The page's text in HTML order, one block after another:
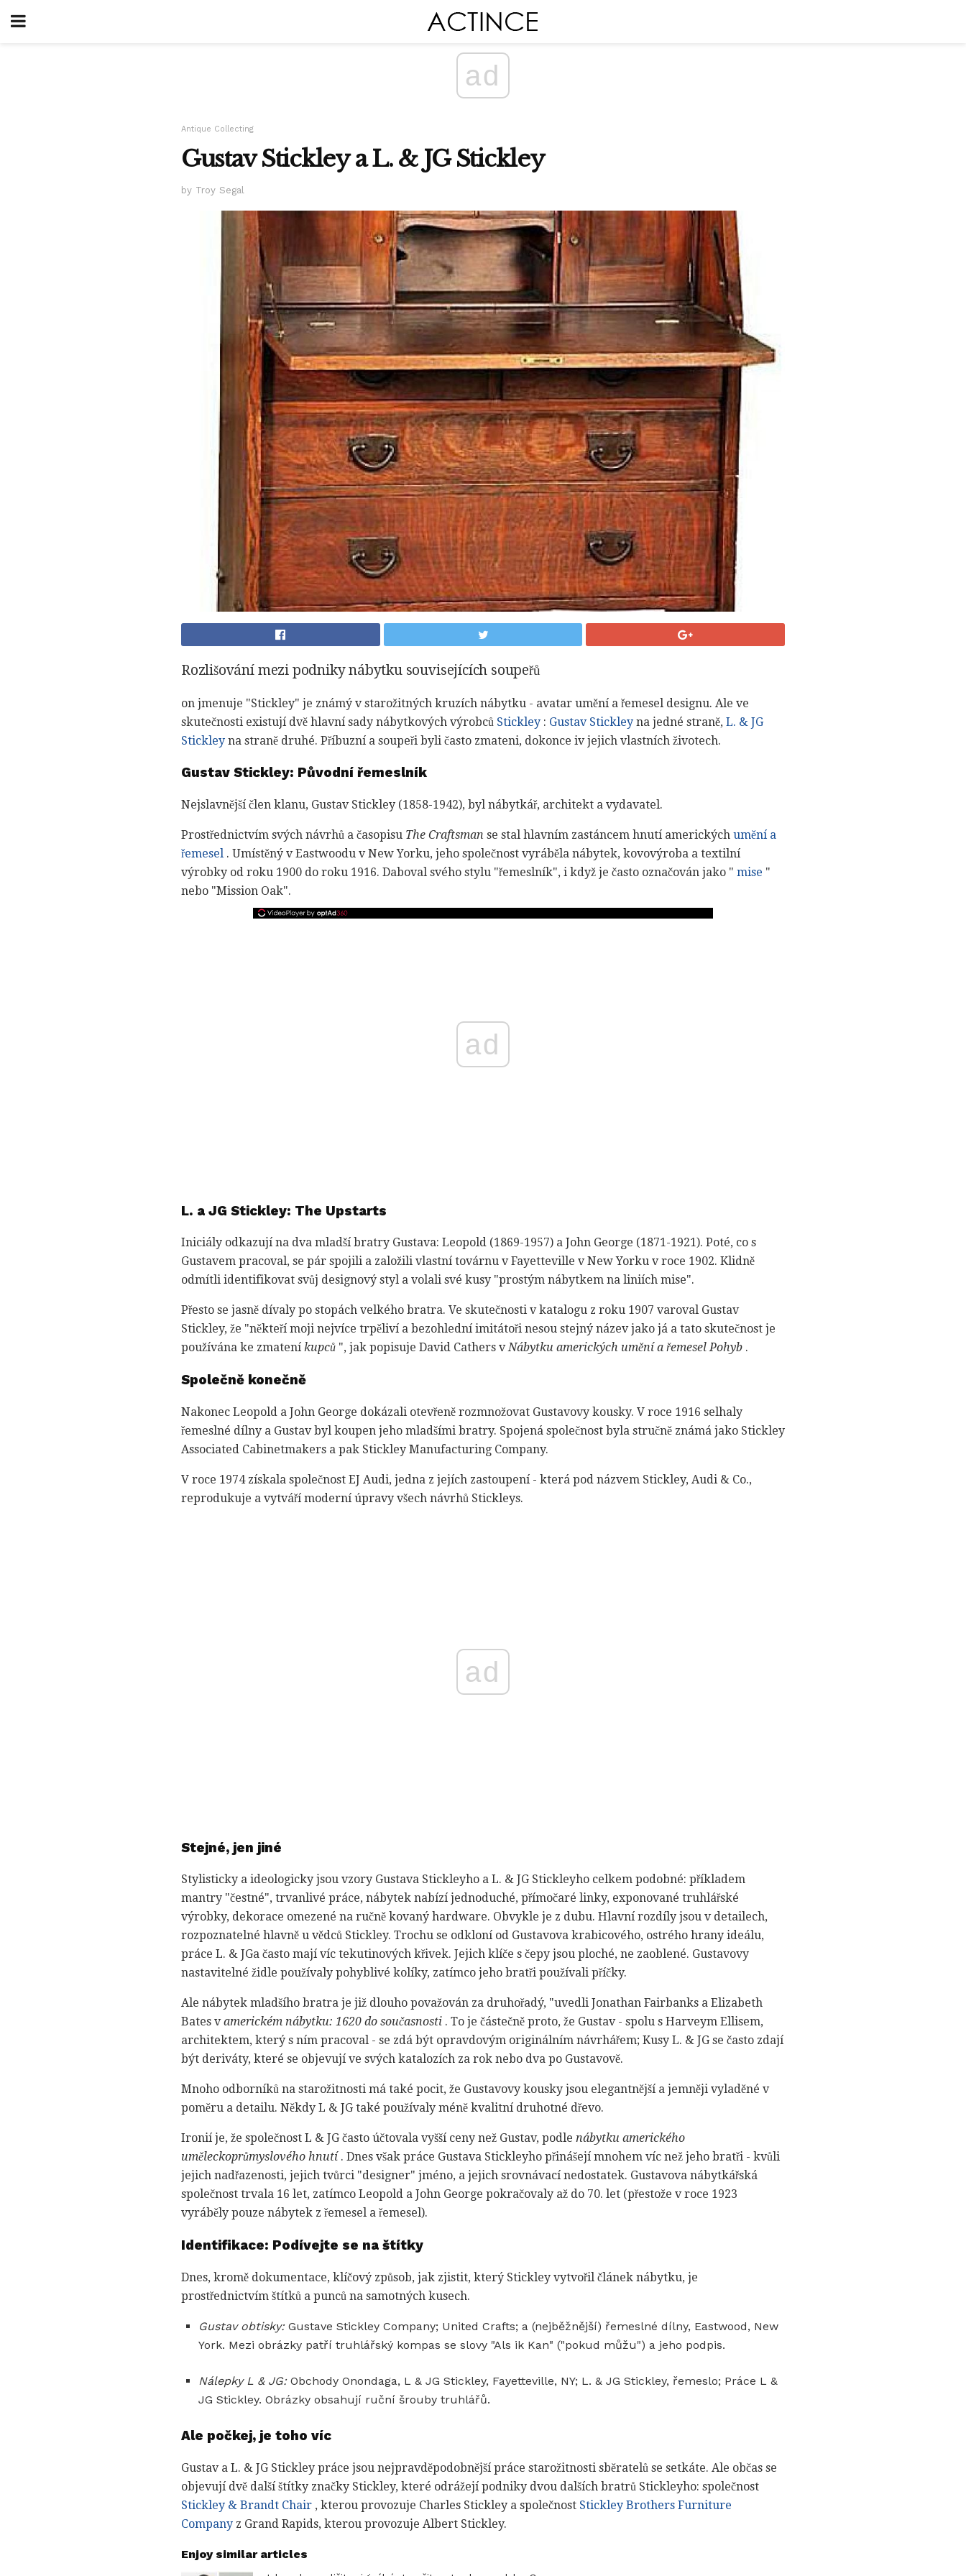
ad
Antique Collecting
Gustav Stickley a L. & JG Stickley
by Troy Segal
Rozlišování mezi podniky nábytku souvisejících soupeřů
on jmenuje "Stickley" je známý v starožitných kruzích nábytku - avatar umění a řemesel designu. Ale ve
skutečnosti existují dvě hlavní sady nábytkových výrobců Stickley : Gustav Stickley na jedné straně, L. & JG
Stickley na straně druhé. Příbuzní a soupeři byli často zmateni, dokonce iv jejich vlastních životech.
Gustav Stickley: Původní řemeslník
Nejslavnější člen klanu, Gustav Stickley (1858-1942), byl nábytkář, architekt a vydavatel.
Prostřednictvím svých návrhů a časopisu The Craftsman se stal hlavním zastáncem hnutí amerických umění a
řemesel . Umístěný v Eastwoodu v New Yorku, jeho společnost vyráběla nábytek, kovovýroba a textilní
výrobky od roku 1900 do roku 1916. Daboval svého stylu "řemeslník", i když je často označován jako " mise "
nebo "Mission Oak".
ad
L. a JG Stickley: The Upstarts
Iniciály odkazují na dva mladší bratry Gustava: Leopold (1869-1957) a John George (1871-1921). Poté, co s
Gustavem pracoval, se pár spojili a založili vlastní továrnu v Fayetteville v New Yorku v roce 1902. Klidně
odmítli identifikovat svůj designový styl a volali své kusy "prostým nábytkem na liniích mise".
Přesto se jasně dívaly po stopách velkého bratra. Ve skutečnosti v katalogu z roku 1907 varoval Gustav
Stickley, že "někteří moji nejvíce trpěliví a bezohlední imitátoři nesou stejný název jako já a tato skutečnost je
používána ke zmatení kupců ", jak popisuje David Cathers vNábytku amerických umění a řemesel Pohyb .
Společně konečně
Nakonec Leopold a John George dokázali otevřeně rozmnožovat Gustavovy kousky. V roce 1916 selhaly
řemeslné dílny a Gustav byl koupen jeho mladšími bratry. Spojená společnost byla stručně známá jako Stickley
Associated Cabinetmakers a pak Stickley Manufacturing Company.
V roce 1974 získala společnost EJ Audi, jedna z jejích zastoupení - která pod názvem Stickley, Audi & Co.,
reprodukuje a vytváří moderní úpravy všech návrhů Stickleys.
ad
Stejné, jen jiné
Stylisticky a ideologicky jsou vzory Gustava Stickleyho a L. & JG Stickleyho celkem podobné: příkladem
mantry "čestné", trvanlivé práce, nábytek nabízí jednoduché, přímočaré linky, exponované truhlářské
výrobky, dekorace omezené na ručně kovaný hardware. Obvykle je z dubu. Hlavní rozdíly jsou v detailech,
rozpoznatelné hlavně u vědců Stickley. Trochu se odkloní od Gustavova krabicového, ostrého hrany ideálu,
práce L. & JGa často mají víc tekutinových křivek. Jejich klíče s čepy jsou ploché, ne zaoblené. Gustavovy
nastavitelné židle používaly pohyblivé kolíky, zatímco jeho bratři používali příčky.
Ale nábytek mladšího bratra je již dlouho považován za druhořadý, "uvedli Jonathan Fairbanks a Elizabeth
Bates vamerickém nábytku: 1620 do současnosti . To je částečně proto, že Gustav - spolu s Harveym Ellisem,
architektem, který s ním pracoval - se zdá být opravdovým originálním návrhářem; Kusy L. & JG se často zdají
být deriváty, které se objevují ve svých katalozích za rok nebo dva po Gustavově.
Mnoho odborníků na starožitnosti má také pocit, že Gustavovy kousky jsou elegantnější a jemněji vyladěné v
poměru a detailu. Někdy L & JG také používaly méně kvalitní druhotné dřevo.
Ironií je, že společnost L & JG často účtovala vyšší ceny než Gustav, podle nábytku amerického
uměleckoprůmyslového hnutí . Dnes však práce Gustava Stickleyho přinášejí mnohem víc než jeho bratři - kvůli
jejich nadřazenosti, jejich tvůrci "designer" jméno, a jejich srovnávací nedostatek. Gustavova nábytkářská
společnost trvala 16 let, zatímco Leopold a John George pokračovaly až do 70. let (přestože v roce 1923
vyráběly pouze nábytek z řemesel a řemesel).
Identifikace: Podívejte se na štítky
Dnes, kromě dokumentace, klíčový způsob, jak zjistit, který Stickley vytvořil článek nábytku, je
prostřednictvím štítků a punců na samotných kusech.
Gustav obtisky:Gustave Stickley Company; United Crafts; a (nejběžnější) řemeslné dílny, Eastwood, New
York. Mezi obrázky patří truhlářský kompas se slovy "Als ik Kan" ("pokud můžu") a jeho podpis.
Nálepky L & JG:Obchody Onondaga, L & JG Stickley, Fayetteville, NY; L. & JG Stickley, řemeslo; Práce L &
JG Stickley. Obrázky obsahují ruční šrouby truhlářů.
Ale počkej, je toho víc
Gustav a L. & JG Stickley práce jsou nejpravděpodobnější práce starožitnosti sběratelů se setkáte. Ale občas se
objevují dvě další štítky značky Stickley, které odrážejí podniky dvou dalších bratrů Stickleyho: společnost
Stickley & Brandt Chair , kterou provozuje Charles Stickley a společnost Stickley Brothers Furniture
Company z Grand Rapids, kterou provozuje Albert Stickley.
Enjoy similar articles